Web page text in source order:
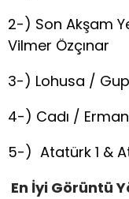
2-) Son Akşam
Vilmer Özçınar
3-) Lohusa /
4-) Cadı /
5-) Atatürk 1 &
En İyi Görüntü